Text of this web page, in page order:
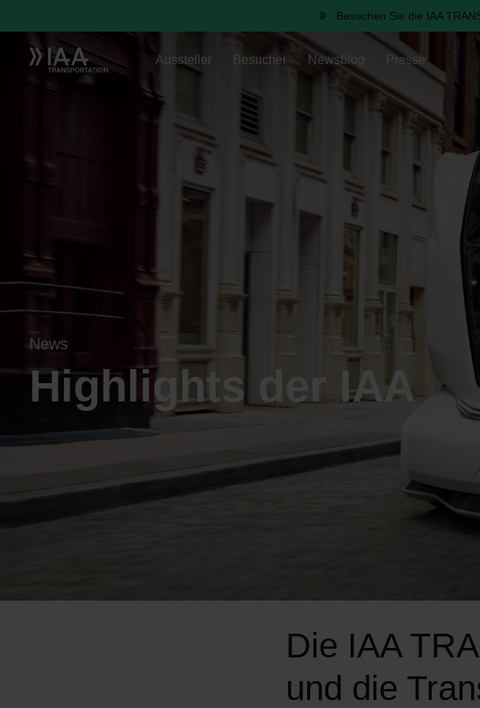
Besuchen Sie die IAA
Aussteller Besucher Newsblog Presse
News
Highlights der IAA
Die IAA
und die